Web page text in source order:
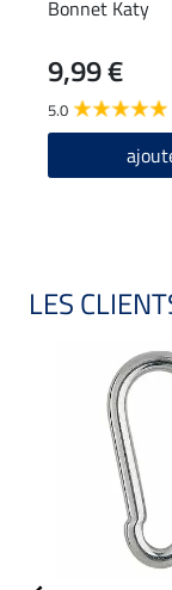
Bonnet Katy
9,99 €
5.0
LES